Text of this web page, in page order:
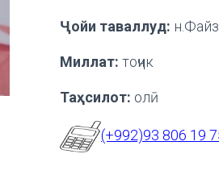
Ҷойи таваллуд:
Миллат: тоҷик
Таҳсилот: олӣ
(+992)93 806 19